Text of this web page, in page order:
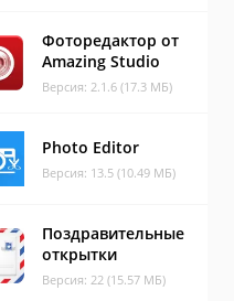
Фоторедактор от
Amazing Studio
Версия: 2.1.6 (17.3 МБ)
Photo Editor
Версия: 13.5 (10.49 МБ)
Поздравительные
открытки
Версия: 22 (15.57 МБ)